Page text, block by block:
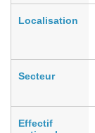
Localisation
Secteur
Effectif